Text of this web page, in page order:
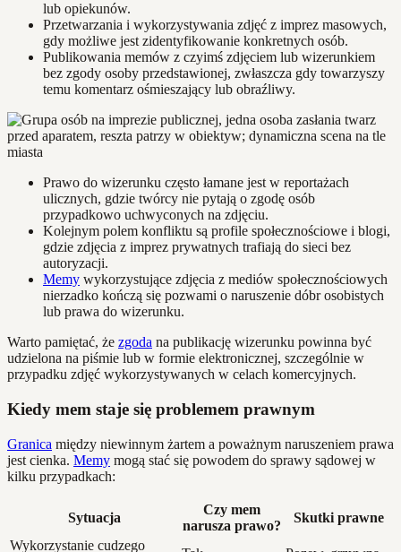
lub opiekunów.
Przetwarzania i wykorzystywania zdjęć z imprez masowych,
gdy możliwe jest zidentyfikowanie konkretnych osób.
Publikowania memów z czyimś zdjęciem lub wizerunkiem
bez zgody osoby przedstawionej, zwłaszcza gdy towarzyszy
temu komentarz ośmieszający lub obraźliwy.
Prawo do wizerunku często łamane jest w reportażach
ulicznych, gdzie twórcy nie pytają o zgodę osób
przypadkowo uchwyconych na zdjęciu.
Kolejnym polem konfliktu są profile społecznościowe i blogi,
gdzie zdjęcia z imprez prywatnych trafiają do sieci bez
autoryzacji.
Memy wykorzystujące zdjęcia z mediów społecznościowych
nierzadko kończą się pozwami o naruszenie dóbr osobistych
lub prawa do wizerunku.
Warto pamiętać, że zgoda na publikację wizerunku powinna być
udzielona na piśmie lub w formie elektronicznej, szczególnie w
przypadku zdjęć wykorzystywanych w celach komercyjnych.
Kiedy mem staje się problemem prawnym
Granica między niewinnym żartem a poważnym naruszeniem prawa
jest cienka. Memy mogą stać się powodem do sprawy sądowej w
kilku przypadkach:
Sytuacja
Czy mem
narusza prawo?
Skutki prawne
Wykorzystanie cudzego